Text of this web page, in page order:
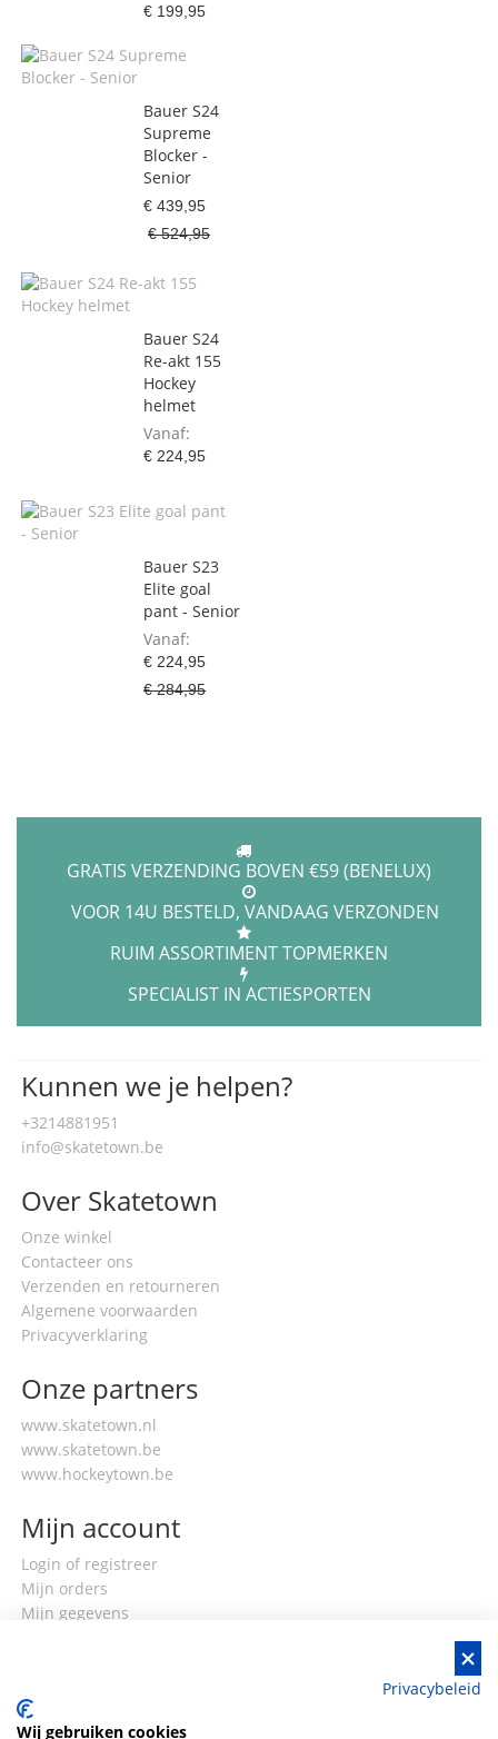
€ 199,95
Bauer S24
Supreme
Blocker -
Senior
€ 439,95
€ 524,95
Bauer S24
Re-akt 155
Hockey
helmet
Vanaf
€ 224,95
Bauer S23
Elite goal
pant - Senior
Vanaf
€ 224,95
€ 284,95
GRATIS VERZENDING BOVEN €59 (BENELUX)
VOOR 14U BESTELD, VANDAAG VERZONDEN
RUIM ASSORTIMENT TOPMERKEN
SPECIALIST IN ACTIESPORTEN
Kunnen we je helpen?
+3214881951
info@skatetown.be
Over Skatetown
Onze winkel
Contacteer ons
Verzenden en retourneren
Algemene voorwaarden
Privacyverklaring
Onze partners
www.skatetown.nl
www.skatetown.be
www.hockeytown.be
Mijn account
Login of registreer
Mijn orders
Mijn gegevens
Privacybeleid
Wij gebruiken cookies